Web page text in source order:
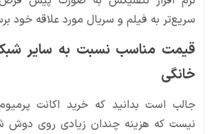
سریع‌تر به فیلم و سریال مورد علاقه خود
قیمت مناسب نسبت به سایر
خانگی
جالب است بدانید که خرید اکانت
نیست که هزینه چندان زیادی روی دوش